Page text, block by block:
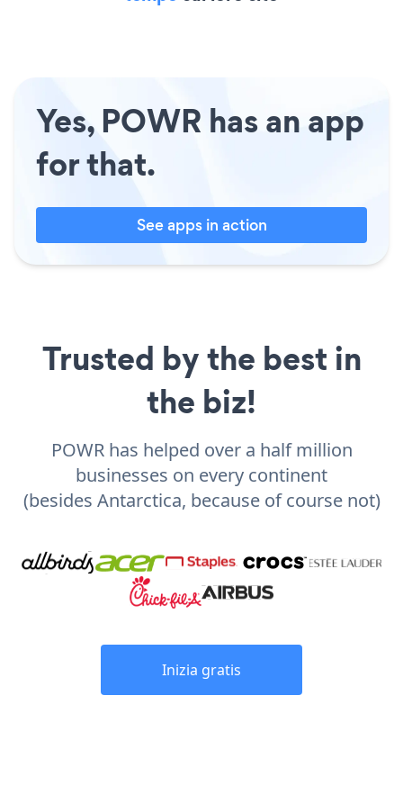
Yes, POWR has an app
for that.
See apps in action
Trusted by the best in
the biz!
POWR has helped over a half million
businesses on every continent
(besides Antarctica, because of course not)
Inizia gratis